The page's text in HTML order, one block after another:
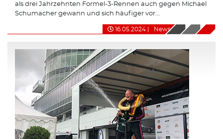
als drei Jahrzehnten Formel-3-Rennen auch gegen Michael
Schumacher gewann und sich häufiger vor...
16.05.2024 News